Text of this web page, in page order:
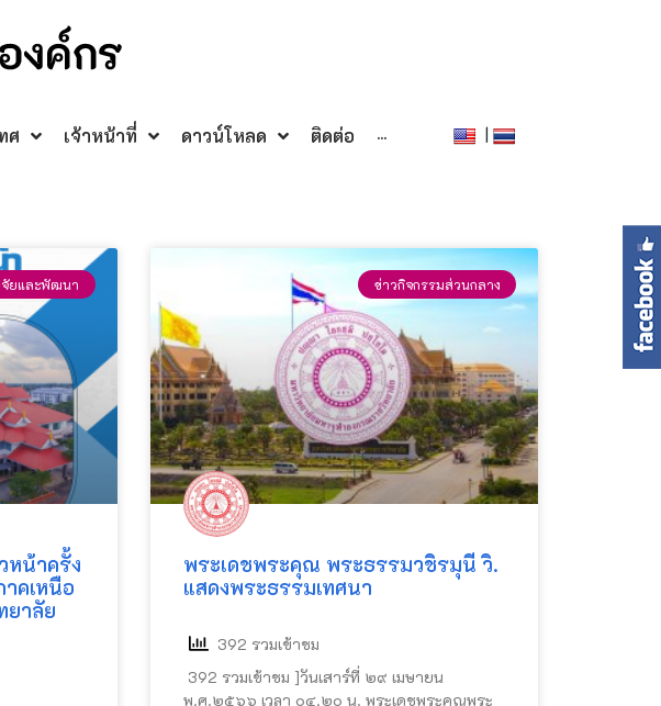
ศ เจ้าหน้าที่ ดาวน์โหลด ติดต่อ ··· |
ยและพัฒนา
หน้าครั้ง
คเหนือ
ยาลัย
ข่าวกิจกรรมส่วนกลาง
พระเดชพระคุณ พระธรรมวชิรมุนี วิ.
แสดงพระธรรมเทศนา
392 รวมเข้าชม
392 รวมเข้าชม ]วันเสาร์ที่ ๒๙ เมษายน
พ.ศ.๒๕๖๖ เวลา ๐๔.๒๐ น. พระเดชพระคุณพระ